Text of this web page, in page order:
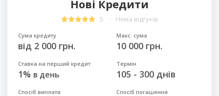
Нові Кредити
5 Нема відгуків
Сума кредиту
від 2 000 грн.
Макс. сума
10 000 грн.
Ставка на перший кредит
1% в день
Термін
105 - 300 днів
Спосіб виплати Спосіб погашення